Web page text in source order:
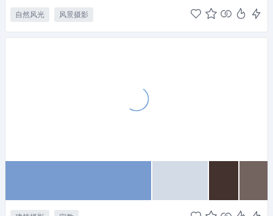
自然风光 风景摄影